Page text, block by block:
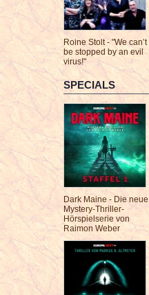
Roine Stolt - "We can’t
be stopped by an evil
virus!"
SPECIALS
Dark Maine - Die neue
Mystery-Thriller-
Hörspielserie von
Raimon Weber